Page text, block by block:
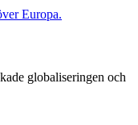
globaliseringen och